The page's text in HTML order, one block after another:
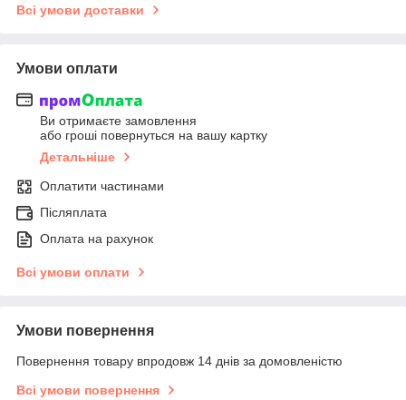
Всі умови доставки
Умови оплати
Ви отримаєте замовлення
або гроші повернуться на вашу картку
Детальніше
Оплатити частинами
Післяплата
Оплата на рахунок
Всі умови оплати
Умови повернення
Повернення товару впродовж 14 днів за домовленістю
Всі умови повернення